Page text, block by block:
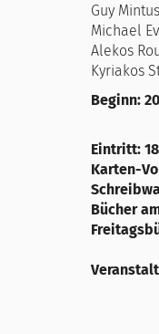
Guy
Michael
Alekos
Kyriakos
Beginn:
Eintritt:
Karten-
Bücher